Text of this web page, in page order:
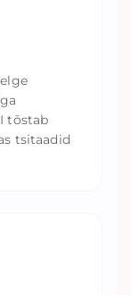
tõstab
tsitaadid